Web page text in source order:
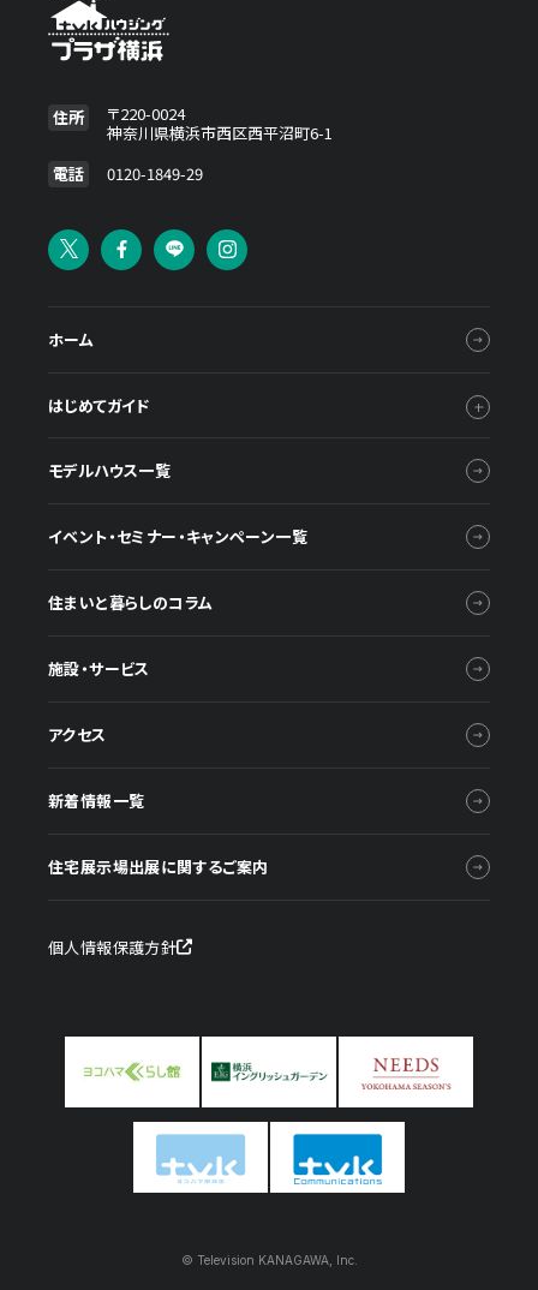
住所
〒220-0024
神奈川県横浜市西区西平沼町6-1
電話
0120-1849-29
ホーム
はじめてガイド
モデルハウス一覧
イベント・セミナー・キャンペーン一覧
住まいと暮らしのコラム
施設・サービス
アクセス
新着情報一覧
住宅展示場出展に関するご案内
個人情報保護方針
© Television KANAGAWA, Inc.